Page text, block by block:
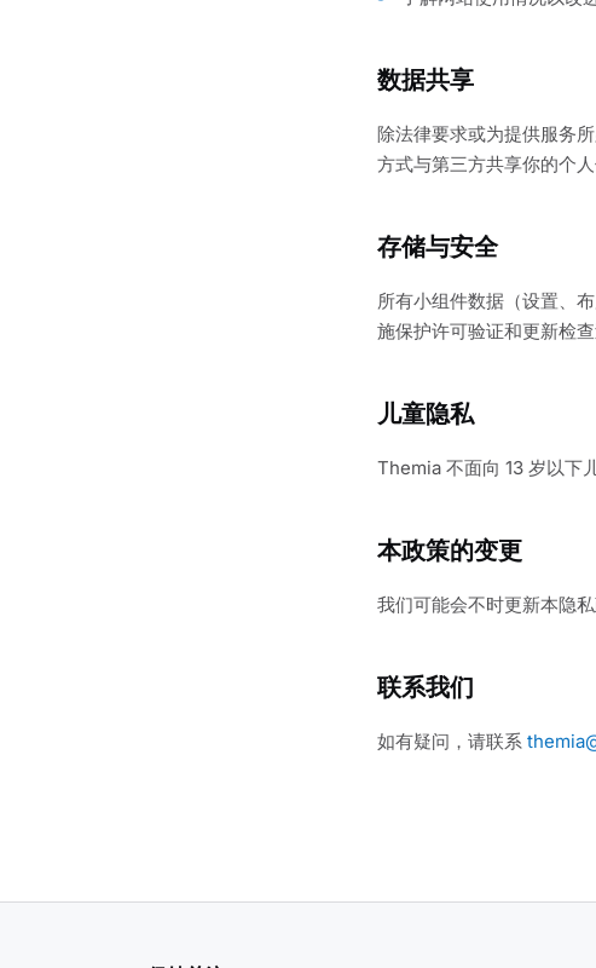
数据共享
除法律要求或为提供服务
方式与第三方共享你的个人
存储与安全
所有小组件数据（设置、
施保护许可验证和更新检查
儿童隐私
Themia 不面向 13 岁以下
本政策的变更
我们可能会不时更新本隐
联系我们
如有疑问，请联系